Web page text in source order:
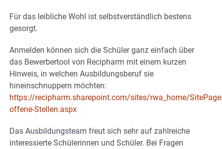
Für das leibliche Wohl ist selbstverständlich bestens
gesorgt.
Anmelden können sich die Schüler ganz einfach über
das Bewerbertool von Recipharm mit einem kurzen
Hinweis, in welchen Ausbildungsberuf sie
hineinschnuppern möchten:
https://recipharm.sharepoint.com/sites/rwa_home/
offene-Stellen.aspx
Das Ausbildungsteam freut sich sehr auf zahlreiche
interessierte Schülerinnen und Schüler. Bei Fragen